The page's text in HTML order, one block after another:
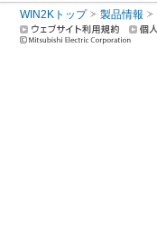
WIN2Kトップ 製品情報